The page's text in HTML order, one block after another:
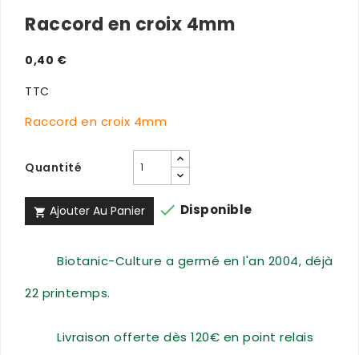
Raccord en croix 4mm
0,40 €
TTC
Raccord en croix 4mm
Quantité
 Ajouter Au Panier  Disponible
Biotanic-Culture a germé en l'an 2004, déjà
22 printemps.
Livraison offerte dès 120€ en point relais